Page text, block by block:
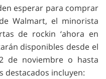
esperar para comprar
Walmart, el minorista
de rockin ‘ahora en
disponibles desde el
de noviembre o hasta
destacados incluyen: